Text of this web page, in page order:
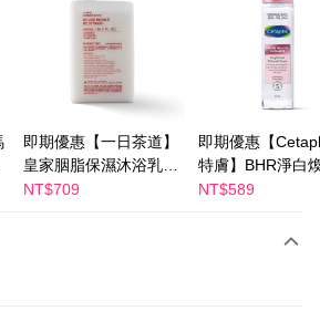
即期優惠【一日茶道】
皇家胭脂保濕沐浴乳
600ml 效期2027/2/19
NT$709
即期優惠【
特膚】BHR淨白
妝水 150mL 效期
NT$589